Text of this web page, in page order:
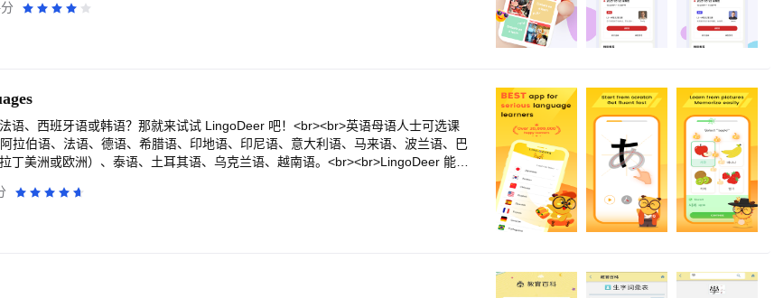
有助于建立联系并取得更多成就。<br><br>⭐奖励以激励和奖励成功 - 该应用程序具
于设置虚拟房间、获得宠物等等。以及完成测试后的文凭。<br><br>无广告 - 我们
告。<br><br>加入课程并立即开始学习！您可以免费试用！<br><br>“智能学校”是
际关系、获得交流经验和新知识的一种方式。<br><br>将游戏用于教育目的可以让
能力，并教孩子在情绪舒适的条件下学习，并根据年龄任务进行学习。<br><br>“聪
的世界。在我们的应用程序中，对儿童有用的教育游戏：我们学习字母（字母）、
习，还学习数数和书写、绘画、进行语言发展，甚至进行发音体操。<br>《聪明的
准备的学校和教育游戏：2岁，3岁，4岁，5岁，6岁，7岁。<br><br>注意力！在内
9 的设备上，应用程序可能会变得不稳定。
Course playback for review &amp; consolidation : Limitless replay helps you
WuKong Education]<br>WuKong Education is dedicate
solution for students, and has developed into an international educational platf
keeps a dominated position in market share. <br><br>[WuKong Education&#39;
force: All teachers have more than 5 years of teaching experience. 1% selec
a million”, each teacher is 100% guaranteed - to hold a Professional Teacher Qu
Small Class: 1-on-1 immersive tutoring class, real-time interaction with teach
standards. <br><br>E-mail: contact@wukongsch.com<br>Privacy Policy:
语、西班牙语或韩语？那就来试试 LingoDeer 吧！<br><br>英语母语人士可选课
拉伯语、法语、德语、希腊语、印地语、印尼语、意大利语、马来语、波兰语、巴
丁美洲或欧洲）、泰语、土耳其语、乌克兰语、越南语。<br><br>LingoDeer 能帮
A1-B1）的必备词汇和语法<br>※ 通过母语人士的高清录音提高听力和发音<br>※
卡、测验、目标训练等等<br>※ 跟踪您的进度和统计数据<br>※ 下载课程以供离线
同之处是什么？它的教学能力。<br><br>LingoDeer 不依赖用户自行摸索，而是提
，而不仅仅是死记硬背和重复短语手册。<br><br>因此，用户通过遵循这条路径，
能够保持长期的学习动力。<br><br>此外，LingoDeer 支持的各种活动让用户可以